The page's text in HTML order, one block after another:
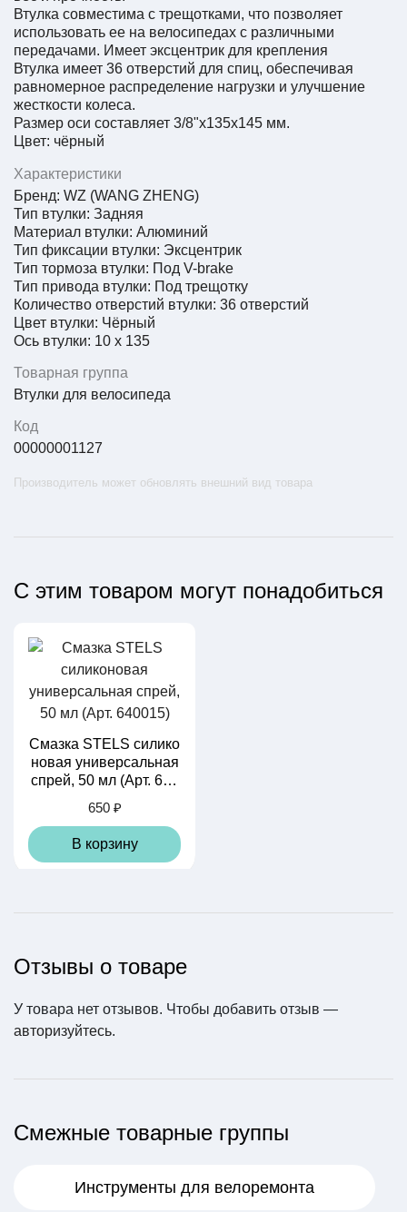
Втулка совместима с трещотками, что позволяет
использовать ее на велосипедах с различными
передачами. Имеет эксцентрик для крепления
Втулка имеет 36 отверстий для спиц, обеспечивая
равномерное распределение нагрузки и улучшение
жесткости колеса.
Размер оси составляет 3/8"х135x145 мм.
Цвет: чёрный
Характеристики
Бренд: WZ (WANG ZHENG)
Тип втулки: Задняя
Материал втулки: Алюминий
Тип фиксации втулки: Эксцентрик
Тип тормоза втулки: Под V-brake
Тип привода втулки: Под трещотку
Количество отверстий втулки: 36 отверстий
Цвет втулки: Чёрный
Ось втулки: 10 х 135
Товарная группа
Втулки для велосипеда
Код
00000001127
Производитель может обновлять внешний вид товара
С этим товаром могут понадобиться
Смазка STELS силико
новая универсальная
спрей, 50 мл (Арт. 640
650 ₽
В корзину
Камера ARISUN STA
NDARD 26" x 1.50/2.2
500 ₽
Отзывы о товаре
У товара нет отзывов. Чтобы добавить отзыв —
авторизуйтесь.
Смежные товарные группы
Инструменты для велоремонта